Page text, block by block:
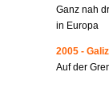
Ganz nah
in Europa
2005 -
Auf der